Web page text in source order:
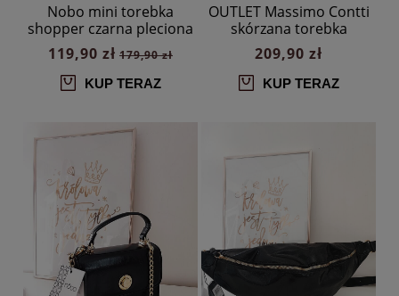
Nobo mini torebka
shopper czarna pleciona
119,90 zł 179,90 zł
KUP TERAZ
OUTLET Massimo Contti
skórzana torebka
listonoszka fuksja
trzykomorowa
209,90 zł
KUP TERAZ